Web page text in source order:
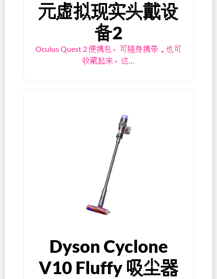
元虚拟现实头戴设
备2
Oculus Quest 2 便携包。可随身携带，也可
收藏起来。这…
Dyson Cyclone
V10 Fluffy 吸尘器